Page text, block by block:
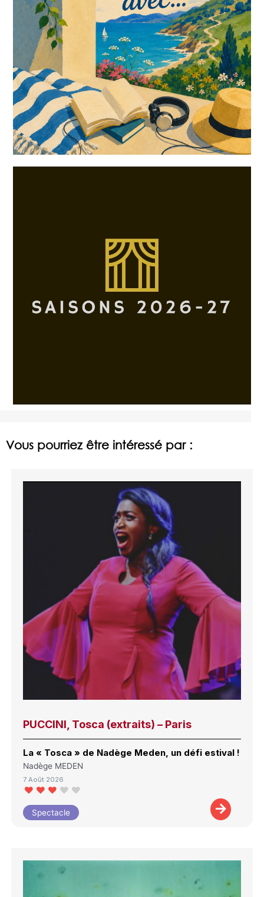
Vous pourriez être intéressé par :
PUCCINI, Tosca (extraits) – Paris
La « Tosca » de Nadège Meden, un défi estival !
Nadège MEDEN
7 Août 2026
Spectacle